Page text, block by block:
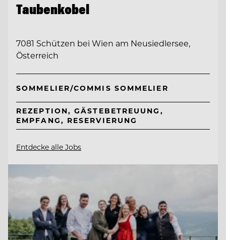
Taubenkobel
7081 Schützen bei Wien am Neusiedlersee,
Österreich
SOMMELIER/COMMIS SOMMELIER
REZEPTION, GÄSTEBETREUUNG,
EMPFANG, RESERVIERUNG
Entdecke alle Jobs